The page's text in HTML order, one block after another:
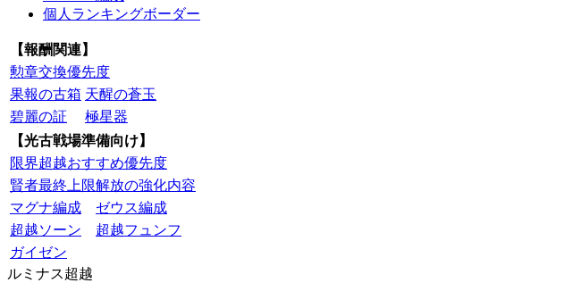
個人ランキングボーダー
【報酬関連】
勲章交換優先度
果報の古箱 天醒の蒼玉
碧麗の証
極星器
【光古戦場準備向け】
限界超越おすすめ優先度
賢者最終上限解放の強化内容
マグナ編成
ゼウス編成
超越ソーン
超越フュンフ
ガイゼン
ルミナス超越